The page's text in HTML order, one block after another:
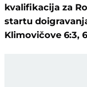
kvalifikacija za
startu
Klimovičove 6:3,